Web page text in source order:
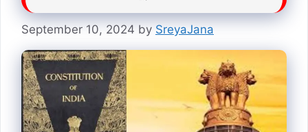
September 10, 2024 by SreyaJana